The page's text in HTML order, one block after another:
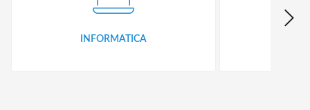
INFORMATICA